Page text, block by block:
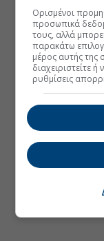
Ορισμένοι
προσωπικά
τους, αλλά
παρακάτω
μέρος αυτής της
διαχειριστείτε
ρυθμίσεις